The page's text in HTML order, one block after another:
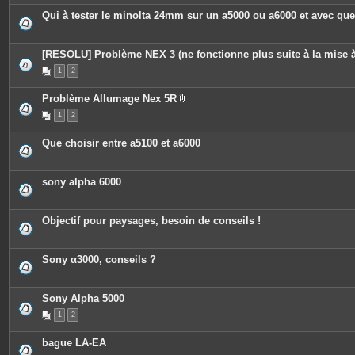
Qui à tester le minolta 24mm sur un a5000 ou a6000 et avec
[RESOLU] Problème NEX 3 (ne fonctionne plus suite à la mise
1 2
Problème Allumage Nex 5R
c
e
o
e
s
1 2
Que choisir entre a5100 et a6000
sony alpha 6000
Objectif pour paysages, besoin de conseils !
Sony α3000, conseils ?
Sony Alpha 5000
1 2
bague LA-EA